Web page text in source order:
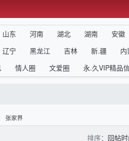
山东 河南 湖北 湖南
安徽
辽宁 黑龙江 吉林 新.疆
情人圈 文爱圈 永.久VIP精品
张家界
排序： 回帖